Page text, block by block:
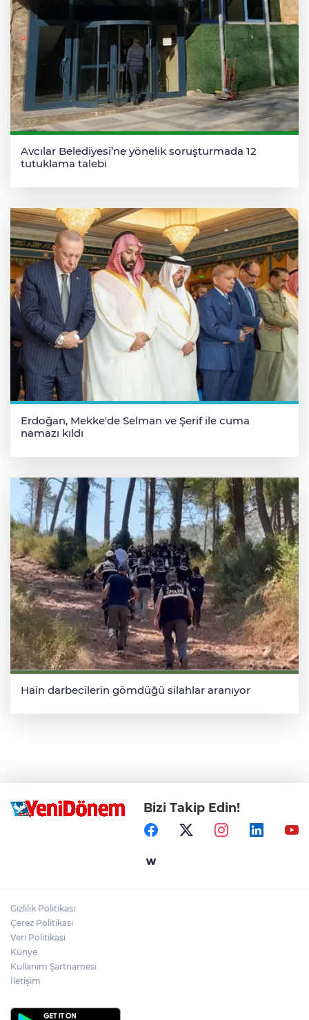
Avcılar Belediyesi’ne yönelik soruşturmada 12
tutuklama talebi
Erdoğan, Mekke'de Selman ve Şerif ile cuma
namazı kıldı
Hain darbecilerin gömdüğü silahlar aranıyor
Bizi Takip Edin!
Gizlilik Politikası
Çerez Politikası
Veri Politikası
Künye
Kullanım Şartnamesi
İletişim